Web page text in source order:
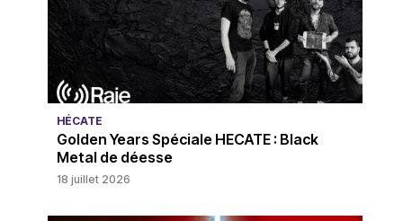
HÉCATE
Golden Years Spéciale HECATE : Black
Metal de déesse
18 juillet 2026